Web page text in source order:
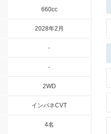
660cc
2028年2月
-
-
2WD
インパネCVT
4名